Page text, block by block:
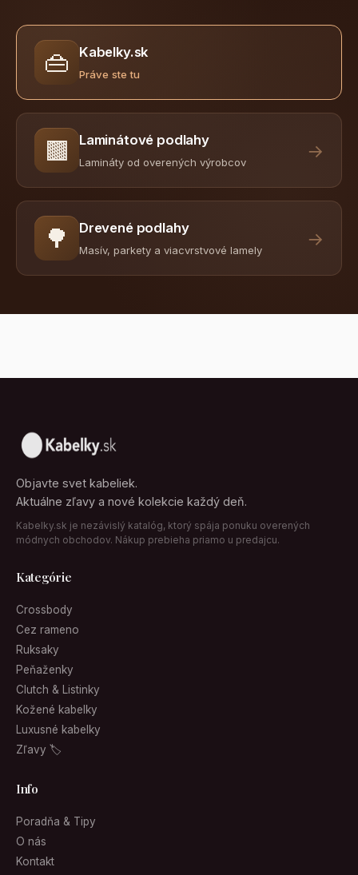
👜 Kabelky.sk
Práve ste tu
🟫 Laminátové podlahy
Lamináty od overených výrobcov
→
🌳 Drevené podlahy
Masív, parkety a viacvrstvové lamely
→
Objavte svet kabeliek.
Aktuálne zľavy a nové kolekcie každý deň.
Kabelky.sk je nezávislý katalóg, ktorý spája ponuku overených
módnych obchodov. Nákup prebieha priamo u predajcu.
Kategórie
Crossbody
Cez rameno
Ruksaky
Peňaženky
Clutch & Listinky
Kožené kabelky
Luxusné kabelky
Zľavy 🏷
Info
Poradňa & Tipy
O nás
Kontakt